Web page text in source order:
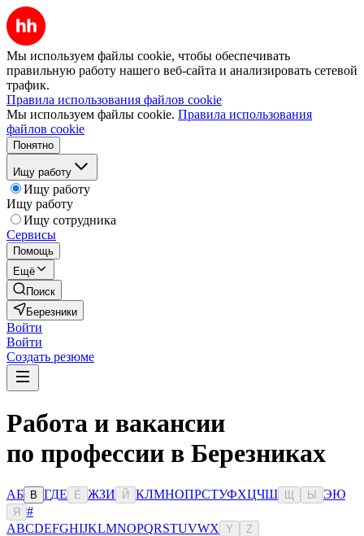
Мы используем файлы cookie, чтобы обеспечивать
правильную работу нашего веб-сайта и анализировать сетевой
трафик.
Правила использования файлов cookie
Мы используем файлы cookie. Правила использования
файлов cookie
Понятно
Ищу работу
Ищу работу
Ищу работу
Ищу сотрудника
Сервисы
Помощь
Ещё
Поиск
Березники
Войти
Войти
Создать резюме
Работа и вакансии
по профессии в Березниках
АБ В ГДЕ Ё ЖЗИ Й КЛМНОПРСТУФХЦЧШ Ы ЭЮ
Я
#
ABCDEFGHIJKLMNOPQRSTUVWX Y Z